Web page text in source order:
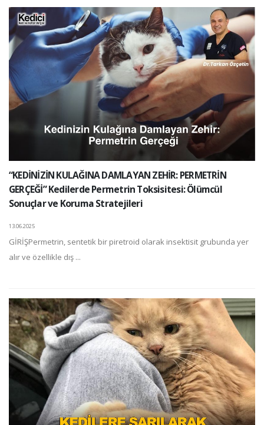
“KEDİNİZİN KULAĞINA DAMLAYAN ZEHİR: PERMETRİN
GERÇEĞİ” Kedilerde Permetrin Toksisitesi: Ölümcül
Sonuçlar ve Koruma Stratejileri
13.06.2025
GİRİŞPermetrin, sentetik bir piretroid olarak insektisit grubunda yer
alır ve özellikle dış ...